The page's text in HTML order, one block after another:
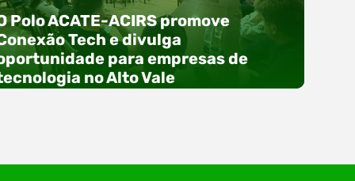
Polo ACATE-ACIRS promove
Tech e divulga
para empresas de
no Alto Vale